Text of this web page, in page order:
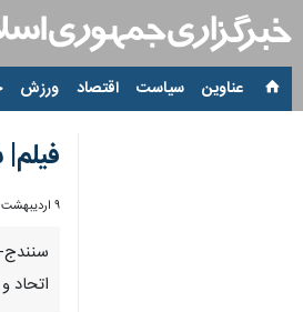
عناوین‌ سیاست اقتصاد ورزش
۹ اردیبهشت ۱۴۰۵، ۲۲:۴۶